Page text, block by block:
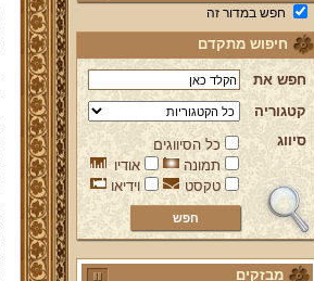
חפש במדור זה
חיפוש מתקדם
חפש את
קטגוריה
סיווג
כל הסיווגים
תמונה
אודיו
טקסט
וידיאו
מבזקים
ברוכים הבאים לאתר מהרי"ץ
יד מהרי"ץ - פורטל תורני למורשת יהדות
תימן, האתר הרשמי להנצחת מורשתו
של גאון רבני תימן ותפארתם מהרי"ץ
זצוק"ל. באתר תמצאו גם תכנים תורניים
והלכתיים רבים של מרן הגאון הרב יצחק
רצאבי שליט"א - פוסק עדת תימן,
מחבר ספרי שלחן ערוך המקוצר ח"ח